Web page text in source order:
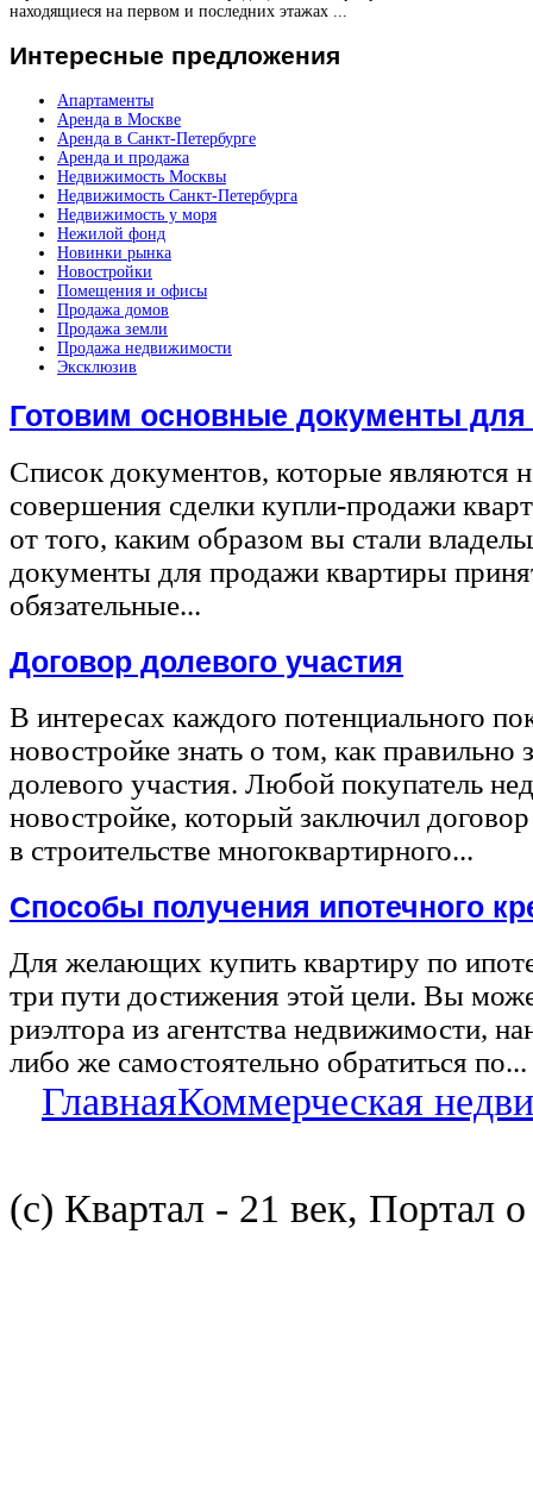
находящиеся на первом и последних этажах ...
Интересные предложения
Апартаменты
Аренда в Москве
Аренда в Санкт-Петербурге
Аренда и продажа
Недвижимость Москвы
Недвижимость Санкт-Петербурга
Недвижимость у моря
Нежилой фонд
Новинки рынка
Новостройки
Помещения и офисы
Продажа домов
Продажа земли
Продажа недвижимости
Эксклюзив
Готовим основные документы
Список документов, которые являются
совершения сделки купли-продажи
от того, каким образом вы стали
документы для продажи квартиры
обязательные...
Договор долевого участия
В интересах каждого потенциального
новостройке знать о том, как правильно
долевого участия. Любой покупатель
новостройке, который заключил
в строительстве многоквартирного...
Способы получения ипотечного
Для желающих купить квартиру по
три пути достижения этой цели. Вы
риэлтора из агентства недвижимости,
либо же самостоятельно обратиться по...
ГлавнаяКоммерческая
(с) Квартал - 21 век, Портал